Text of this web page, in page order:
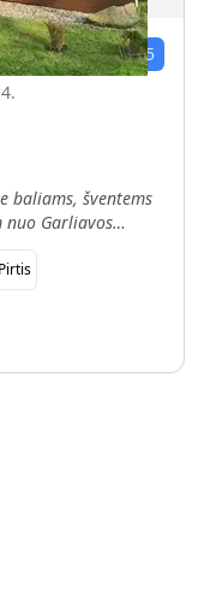
1įvert. 3.0/5
baliams, šventems
nuo Garliavos
Artimiausias ka
Pirtis